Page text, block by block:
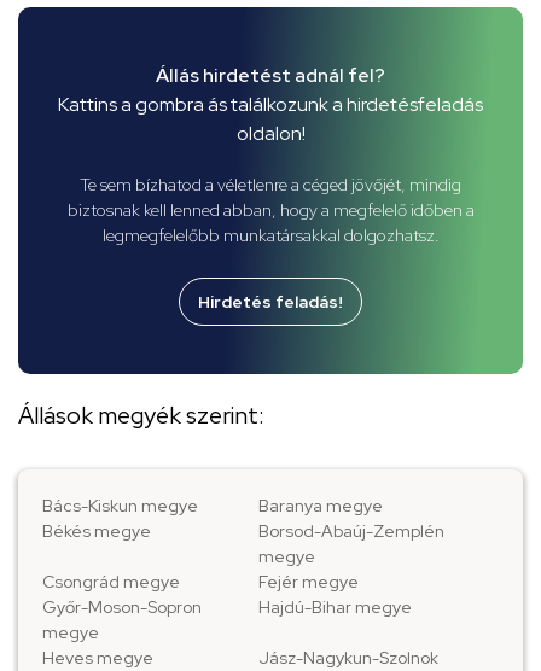
Állás hirdetést adnál fel?
Kattins a gombra ás találkozunk a hirdetésfeladás
oldalon!
Te sem bízhatod a véletlenre a céged jövőjét, mindig
biztosnak kell lenned abban, hogy a megfelelő időben a
legmegfelelőbb munkatársakkal dolgozhatsz.
Hirdetés feladás!
Állások megyék szerint:
Bács-Kiskun megye
Baranya megye
Békés megye
Borsod-Abaúj-Zemplén
megye
Csongrád megye
Fejér megye
Győr-Moson-Sopron
megye
Hajdú-Bihar megye
Heves megye
Jász-Nagykun-Szolnok